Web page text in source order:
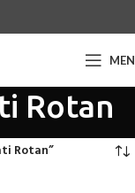
Rotan
Rotan”